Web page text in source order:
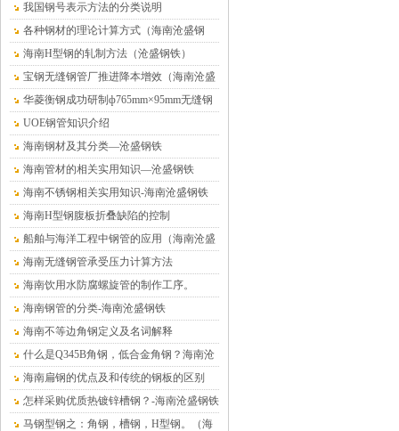
我国钢号表示方法的分类说明
各种钢材的理论计算方式（海南沧盛钢
铁）
海南H型钢的轧制方法（沧盛钢铁）
宝钢无缝钢管厂推进降本增效（海南沧盛
钢铁）
华菱衡钢成功研制ф765mm×95mm无缝钢
管（海南沧盛）
UOE钢管知识介绍
海南钢材及其分类—沧盛钢铁
海南管材的相关实用知识—沧盛钢铁
海南不锈钢相关实用知识-海南沧盛钢铁
海南H型钢腹板折叠缺陷的控制
船舶与海洋工程中钢管的应用（海南沧盛
钢铁）
海南无缝钢管承受压力计算方法
海南饮用水防腐螺旋管的制作工序。
海南钢管的分类-海南沧盛钢铁
海南不等边角钢定义及名词解释
什么是Q345B角钢，低合金角钢？海南沧
盛钢铁
海南扁钢的优点及和传统的钢板的区别
怎样采购优质热镀锌槽钢？-海南沧盛钢铁
马钢型钢之：角钢，槽钢，H型钢。（海